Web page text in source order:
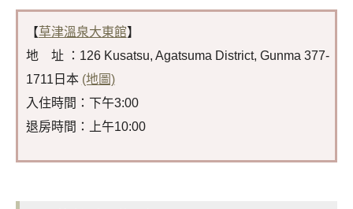
【草津溫泉大東館】
地 址 ：126 Kusatsu, Agatsuma District, Gunma 377-
1711日本 (地圖)
入住時間：下午3:00
退房時間：上午10:00